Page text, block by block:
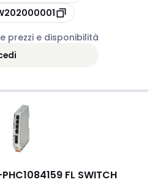
prezzi e disponibilità
PHC1084159 FL SWITCH